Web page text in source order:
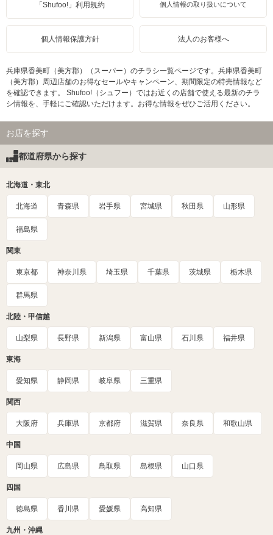
「Shufoo!」利用規約 個人情報の取り扱いについて
個人情報保護方針 法人のお客様へ
兵庫県香美町（美方郡）（スーパー）のチラシ一覧ページです。兵庫県香美町
（美方郡）周辺店舗のお得なセールやキャンペーン、期間限定の特売情報など
を確認できます。 Shufoo!（シュフー）ではお近くの店舗で使える最新のチラ
シ情報を、手軽にご確認いただけます。お得な情報をぜひご活用ください。
お店を探す
都道府県から探す
北海道・東北
北海道 青森県 岩手県 宮城県 秋田県 山形県
福島県
関東
東京都 神奈川県 埼玉県 千葉県 茨城県 栃木県
群馬県
北陸・甲信越
山梨県 長野県 新潟県 富山県 石川県 福井県
東海
愛知県 静岡県 岐阜県 三重県
関西
大阪府 兵庫県 京都府 滋賀県 奈良県 和歌山県
中国
岡山県 広島県 鳥取県 島根県 山口県
四国
徳島県 香川県 愛媛県 高知県
九州・沖縄